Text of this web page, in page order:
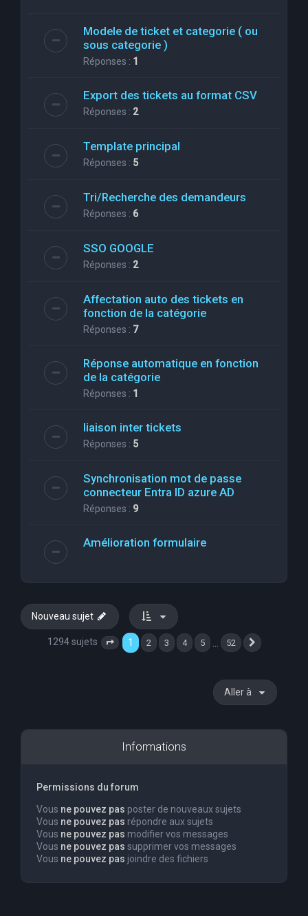
Modele de ticket et categorie ( ou
sous categorie )
Réponses : 1
Export des tickets au format CSV
Réponses : 2
Template principal
Réponses : 5
Tri/Recherche des demandeurs
Réponses : 6
SSO GOOGLE
Réponses : 2
Affectation auto des tickets en
fonction de la catégorie
Réponses : 7
Réponse automatique en fonction
de la catégorie
Réponses : 1
liaison inter tickets
Réponses : 5
Synchronisation mot de passe
connecteur Entra ID azure AD
Réponses : 9
Amélioration formulaire
Nouveau sujet
1294 sujets Page 1 sur52
1 2 3 4 5 52
Aller à
Informations
Permissions du forum
Vous ne pouvez pas poster de nouveaux sujets
Vous ne pouvez pas répondre aux sujets
Vous ne pouvez pas modifier vos messages
Vous ne pouvez pas supprimer vos messages
Vous ne pouvez pas joindre des fichiers